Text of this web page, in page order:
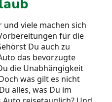
und viele machen sich
für die
Du auch zu
das bevorzugte
die Unabhängigkeit
was gilt es nicht
alles, was Du im